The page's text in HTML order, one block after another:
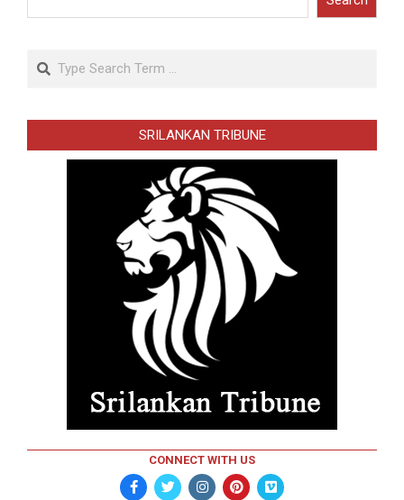
Search
SRILANKAN TRIBUNE
CONNECT WITH US